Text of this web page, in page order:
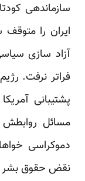
ایران را
آزاد سازی
فراتر نرفت.
پشتیبانی
مسائل
دموکراسی
نقض حقوق بشر